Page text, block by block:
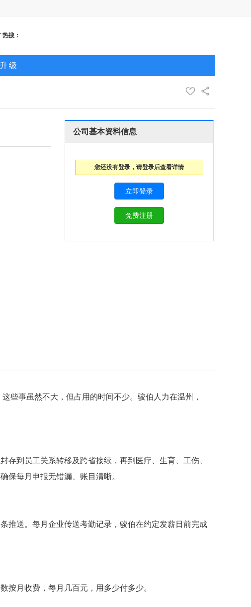
热搜：
级
公司基本资料信息
您还没有登录，请登录后查看详情
些事虽然不大，但占用的时间不少。骏伯人力在温州，
到员工关系转移及跨省接续，再到医疗、生育、工伤、
保每月申报无错漏、账目清晰。
推送。每月企业传送考勤记录，骏伯在约定发薪日前完成
按月收费，每月几百元，用多少付多少。